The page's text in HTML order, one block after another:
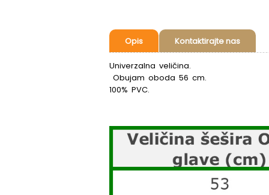
Opis Kontaktirajte nas
Univerzalna veličina.
Obujam oboda 56 cm.
100% PVC.